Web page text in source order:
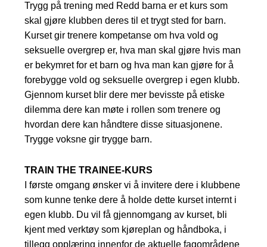
Trygg på trening med Redd barna er et kurs som
skal gjøre klubben deres til et trygt sted for barn.
Kurset gir trenere kompetanse om hva vold og
seksuelle overgrep er, hva man skal gjøre hvis man
er bekymret for et barn og hva man kan gjøre for å
forebygge vold og seksuelle overgrep i egen klubb.
Gjennom kurset blir dere mer bevisste på etiske
dilemma dere kan møte i rollen som trenere og
hvordan dere kan håndtere disse situasjonene.
Trygge voksne gir trygge barn.
TRAIN THE TRAINEE-KURS
I første omgang ønsker vi å invitere dere i klubbene
som kunne tenke dere å holde dette kurset internt i
egen klubb. Du vil få gjennomgang av kurset, bli
kjent med verktøy som kjøreplan og håndboka, i
tillegg opplæring innenfor de aktuelle fagområdene